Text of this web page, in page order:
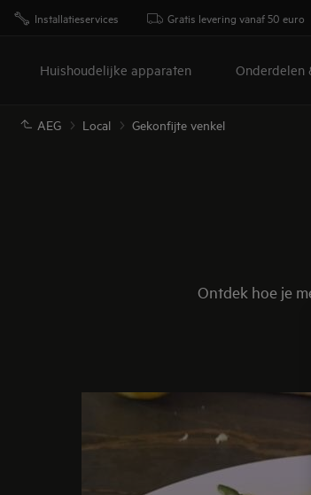
Installatieservices Gratis levering vanaf 50 euro
Huishoudelijke apparaten Onderdelen
AEG Local Gekonfijte venkel
Ontdek hoe je